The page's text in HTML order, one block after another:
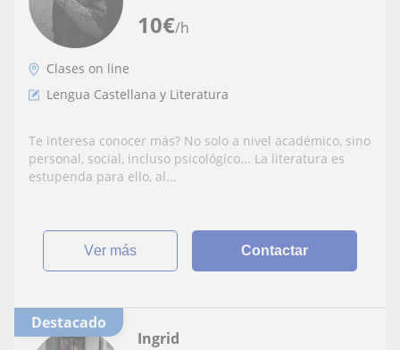
10€/h
Clases on line
Lengua Castellana y Literatura
Te interesa conocer más? No solo a nivel académico, sino
personal, social, incluso psicológico... La literatura es
estupenda para ello, al...
ver más Contactar
Destacado
Ingrid